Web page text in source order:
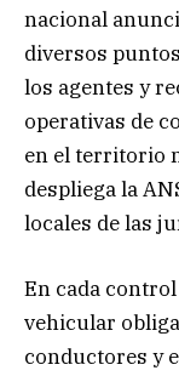
nacional
diversos
los agentes y
operativas de
en el territorio
despliega la
locales de las
En cada
vehicular
conductores y